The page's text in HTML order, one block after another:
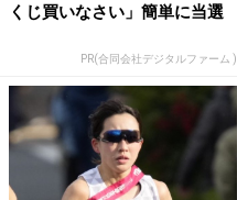
くじ買いなさい」簡単に当選
PR(合同会社デジタルファーム )